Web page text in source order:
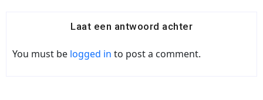
Laat een antwoord achter
You must be logged in to post a comment.